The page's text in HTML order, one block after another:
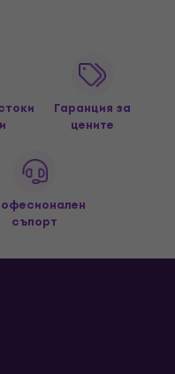
Гаранция за
цените
съпорт